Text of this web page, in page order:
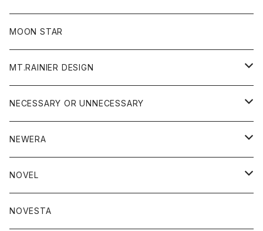
フリース
ジャケット
ニット
パンツ
帽子
MOON STAR
MT.RAINIER DESIGN
アウター
コート
ジャケット
アクセサリー
バッグ
グッズ
ウォレット
トップス
NECESSARY OR UNNECESSARY
アウター
コート
ジャケット
アクセサリー
バッグ
グッズ
NEWERA
帽子
NOVEL
トップス
NOVESTA